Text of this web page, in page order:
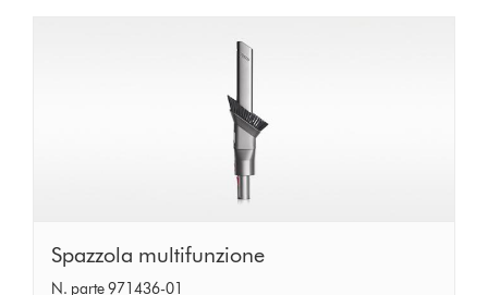
Spazzola
multifunzione
Spazzola multifunzione
N. parte 971436-01